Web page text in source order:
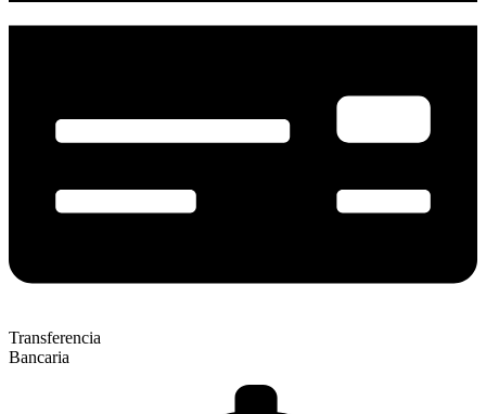
Transferencia
Bancaria